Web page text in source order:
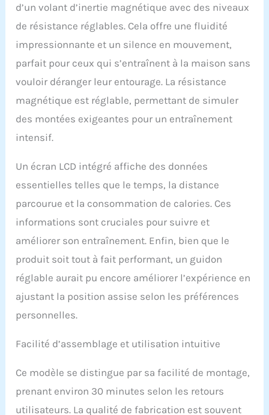
stabilité lors de la
d'entraînement par
courroie sont plus doux
et plus silencieux que le
transport de chaînes. Il
ne dérangera pas vos
enfants ou voisins
endormis. Ce vélo
ergonomique offre une
d'entraînement intenses.
Il peut supporter un
kg. Facile à utiliser : ce
vélo d'appartement
d'inertie plus lourd et
d'une forte résistance
magnétique, qui offre
une plus grande plage de
résistance réglable avec
50 % de combustion, 80
% de graisse. 00 % neuf.
musculaire. Cette
variation de résistance
d’un volant d’inertie magnétique avec des niveaux
de résistance réglables. Cela offre une fluidité
impressionnante et un silence en mouvement,
parfait pour ceux qui s’entraînent à la maison sans
vouloir déranger leur entourage. La résistance
magnétique est réglable, permettant de simuler
des montées exigeantes pour un entraînement
intensif.
Un écran LCD intégré affiche des données
essentielles telles que le temps, la distance
parcourue et la consommation de calories. Ces
informations sont cruciales pour suivre et
améliorer son entraînement. Enfin, bien que le
produit soit tout à fait performant, un guidon
réglable aurait pu encore améliorer l’expérience en
ajustant la position assise selon les préférences
personnelles.
Facilité d’assemblage et utilisation intuitive
Ce modèle se distingue par sa facilité de montage,
prenant environ 30 minutes selon les retours
utilisateurs. La qualité de fabrication est souvent